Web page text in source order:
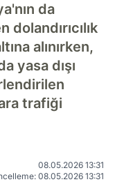
da
alınırken,
yasa dışı
trafiği
08.05.2026 13:31
08.05.2026 13:31